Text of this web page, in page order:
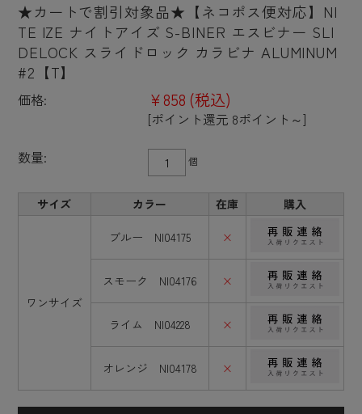
★カートで割引対象品★【ネコポス便対応】NI
TE IZE ナイトアイズ S-BINER エスビナー SLI
DELOCK スライドロック カラビナ ALUMINUM
#2【T】
価格: ¥858 (税込)
[ポイント還元 8ポイント～]
数量:
個
サイズ カラー 在庫 購入
ワンサイズ
ブルー NI04175 ×
スモーク NI04176 ×
ライム NI04228 ×
オレンジ NI04178 ×